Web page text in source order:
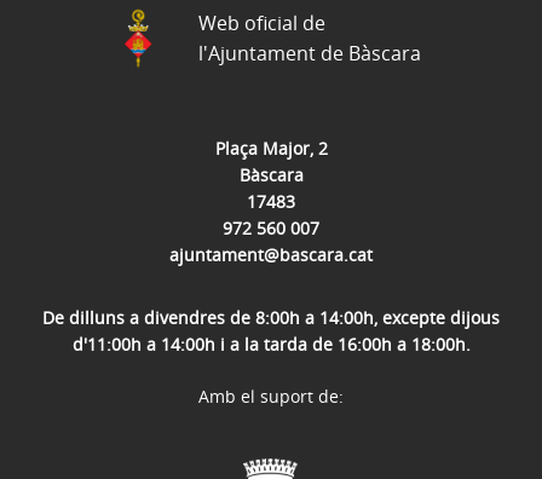
Plaça Major, 2
Bàscara
17483
972 560 007
ajuntament@bascara.cat
De dilluns a divendres de 8:00h a 14:00h, excepte dijous
d'11:00h a 14:00h i a la tarda de 16:00h a 18:00h.
Web oficial de
l'Ajuntament de Bàscara
Amb el suport de: